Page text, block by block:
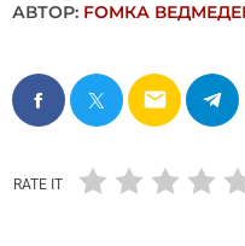
АВТОР: FОMКА
email
RATE IT